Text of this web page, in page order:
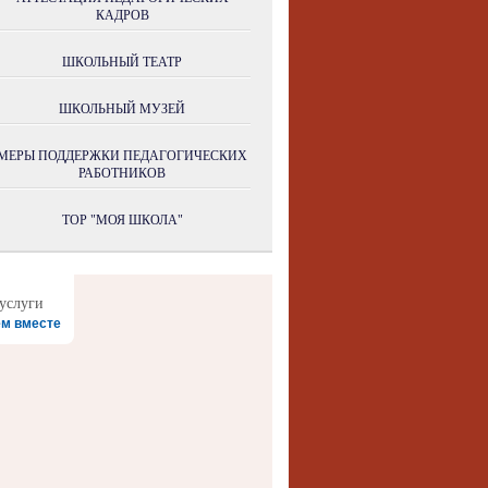
КАДРОВ
ШКОЛЬНЫЙ ТЕАТР
ШКОЛЬНЫЙ МУЗЕЙ
ПОДДЕРЖКИ ПЕДАГОГИЧЕСКИХ
РАБОТНИКОВ
ТОР "МОЯ ШКОЛА"
вместе